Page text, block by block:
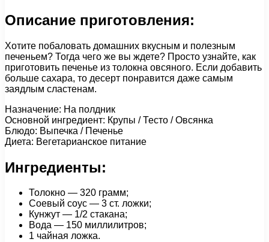
Описание приготовления:
Хотите побаловать домашних вкусным и полезным
печеньем? Тогда чего же вы ждете? Просто узнайте, как
приготовить печенье из толокна овсяного. Если добавить
больше сахара, то десерт понравится даже самым
заядлым сластенам.
Назначение: На полдник
Основной ингредиент: Крупы / Тесто / Овсянка
Блюдо: Выпечка / Печенье
Диета: Вегетарианское питание
Ингредиенты:
Толокно — 320 грамм;
Соевый соус — 3 ст. ложки;
Кунжут — 1/2 стакана;
Вода — 150 миллилитров;
1 чайная ложка.